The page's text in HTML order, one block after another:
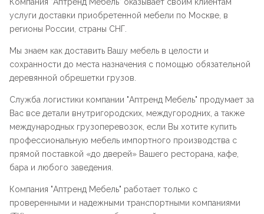
Компания "Аптренд Мебель" оказывает своим клиентам
услуги доставки приобретенной мебели по Москве, в
регионы России, страны СНГ.
Мы знаем как доставить Вашу мебель в целости и
сохранности до места назначения с помощью обязательной
деревянной обрешетки грузов.
Служба логистики компании "Аптренд Мебель" продумает за
Вас все детали внутригородских, междугородних, а также
международных грузоперевозок, если Вы хотите купить
профессиональную мебель импортного производства с
прямой поставкой «до дверей» Вашего ресторана, кафе,
бара и любого заведения.
Компания "Аптренд Мебель" работает только с
проверенными и надежными транспортными компаниями